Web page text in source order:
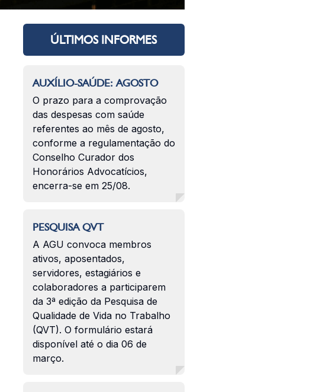
ÚLTIMOS INFORMES
AUXÍLIO-SAÚDE: AGOSTO
O prazo para a comprovação
das despesas com saúde
referentes ao mês de agosto,
conforme a regulamentação do
Conselho Curador dos
Honorários Advocatícios,
encerra-se em 25/08.
PESQUISA QVT
A AGU convoca membros
ativos, aposentados,
servidores, estagiários e
colaboradores a participarem
da 3ª edição da Pesquisa de
Qualidade de Vida no Trabalho
(QVT). O formulário estará
disponível até o dia 06 de
março.